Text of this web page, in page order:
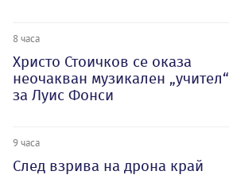
8 часа
Христо Стоичков се оказа
неочакван музикален „учител“
за Луис Фонси
9 часа
След взрива на дрона край